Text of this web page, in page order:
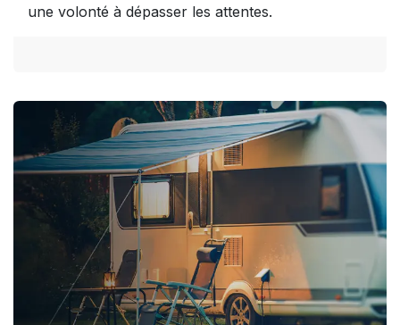
une volonté à dépasser les attentes.